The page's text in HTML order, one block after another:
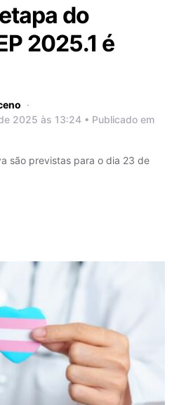
do
2025.1 é
2025 às 13:24 • Publicado em
são previstas para o dia 23 de